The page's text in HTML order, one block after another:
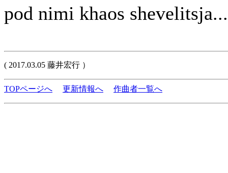
pod nimi khaos shevelitsja...
( 2017.03.05 藤井宏行 ）
TOPページへ 更新情報へ 作曲者一覧へ